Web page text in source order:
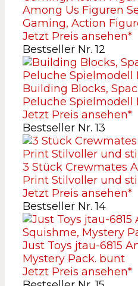
Among Us Figuren
Gaming, Action
Jetzt Preis ansehen*
Bestseller Nr. 12
Building Blocks,
Peluche Spielmodell
Jetzt Preis ansehen*
Bestseller Nr. 13
3 Stück Crewmates
Print Stilvoller und
Jetzt Preis ansehen*
Bestseller Nr. 14
Just Toys jtau-6815
Mystery Pack. bunt
Jetzt Preis ansehen*